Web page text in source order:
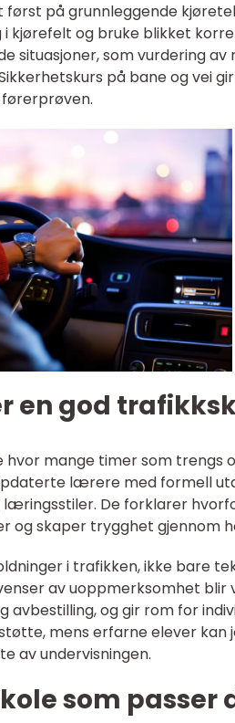
først på grunnleggende
kjørefelt og bruke blikket
som vurdering av
på bane og vei
en god
mange timer som trengs
lærere med formell
læringsstiler. De forklarer
og skaper trygghet gjennom
i trafikken, ikke bare
av uoppmerksomhet blir
og gir rom for
mens erfarne elever kan
av undervisningen.
som passer